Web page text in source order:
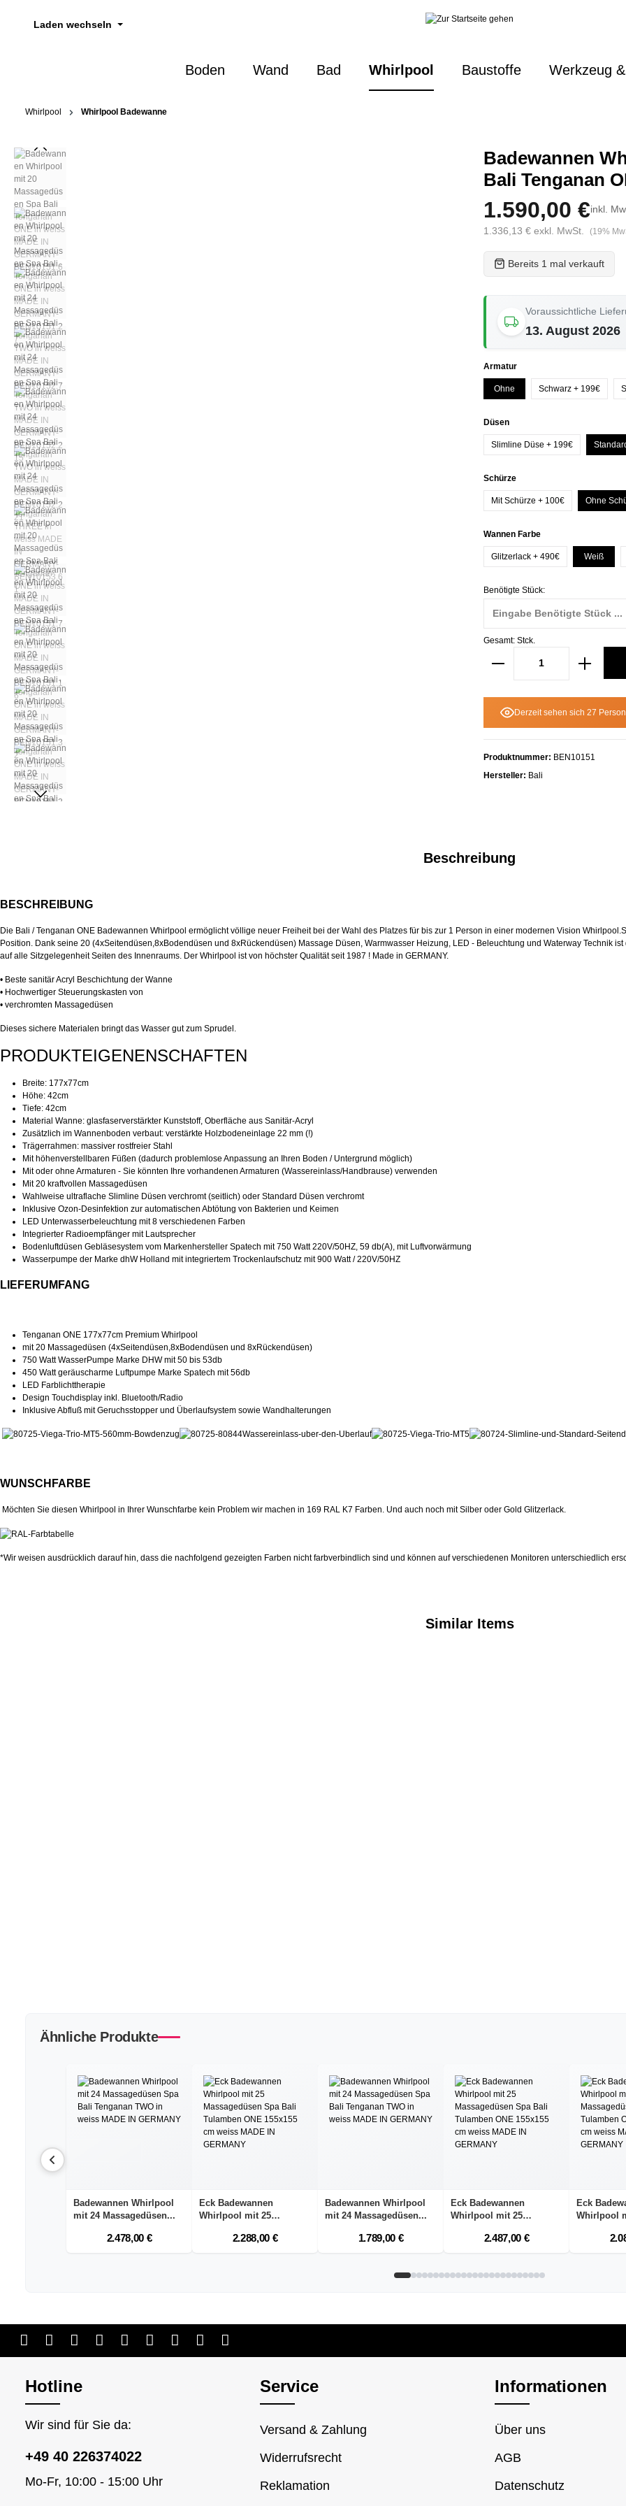
Laden wechseln
Boden Wand Bad Whirlpool Baustoffe Werkzeug
Whirlpool Whirlpool Badewanne
Badewannen
Bali Tenganan
1.590,00 €inkl.
1.336,13 € exkl. MwSt. (19%
Bereits 1 mal verkauft
Voraussichtliche
13. August 2026
Armaturauswählen
Ohne Schwarz + 199€
Düsenauswählen
Slimline Düse + 199€
Schürzeauswählen
Mit Schürze + 100€ Ohne
Wannen Farbeauswählen
Glitzerlack + 490€ Weiß
Benötigte Stück:
Gesamt: Stck.
Derzeit sehen sich 27
Produktnummer: BEN10151
Hersteller: Bali
Beschreibung
BESCHREIBUNG
Die Bali / Tenganan ONE Badewannen Whirlpool ermöglicht völlige neuer Freiheit bei der Wahl des Platzes für bis zur 1 Person in einer modernen Vision
Position. Dank seine 20 (4xSeitendüsen,8xBodendüsen und 8xRückendüsen) Massage Düsen, Warmwasser Heizung, LED - Beleuchtung und Waterway Technik
auf alle Sitzgelegenheit Seiten des Innenraums. Der Whirlpool ist von höchster Qualitätseit 1987 ! Made in GERMANY.
• Beste sanitär Acryl Beschichtung der Wanne
• Hochwertiger Steuerungskasten von
• verchromten Massagedüsen
Dieses sichere Materialen bringt das Wasser gut zum Sprudel.
PRODUKTEIGENENSCHAFTEN
Breite: 177x77cm
Höhe: 42cm
Tiefe: 42cm
Material Wanne: glasfaserverstärkter Kunststoff, Oberfläche aus Sanitär-Acryl
Zusätzlich im Wannenboden verbaut: verstärkte Holzbodeneinlage 22 mm (!)
Trägerrahmen: massiver rostfreier Stahl
Mit höhenverstellbaren Füßen (dadurch problemlose Anpassung an Ihren Boden / Untergrund möglich)
Mit oder ohne Armaturen - Sie könnten Ihre vorhandenen Armaturen (Wassereinlass/Handbrause) verwenden
Mit 20 kraftvollen Massagedüsen
Wahlweise ultraflache Slimline Düsen verchromt (seitlich) oder Standard Düsen verchromt
Inklusive Ozon-Desinfektion zur automatischen Abtötung von Bakterien und Keimen
LED Unterwasserbeleuchtung mit 8 verschiedenen Farben
Integrierter Radioempfänger mit Lautsprecher
Bodenluftdüsen Gebläsesystem vom Markenhersteller Spatech mit 750 Watt 220V/50HZ, 59 db(A), mit Luftvorwärmung
Wasserpumpe der Marke dhW Holland mit integriertem Trockenlaufschutz mit 900 Watt / 220V/50HZ
LIEFERUMFANG
Tenganan ONE 177x77cm Premium Whirlpool
mit 20 Massagedüsen (4xSeitendüsen,8xBodendüsen und 8xRückendüsen)
750 Watt WasserPumpe Marke DHW mit 50 bis 53db
450 Watt geräuscharme Luftpumpe Marke Spatech mit 56db
LED Farblichttherapie
Design Touchdisplay inkl. Bluetooth/Radio
Inklusive Abfluß mit Geruchsstopper und Überlaufsystem sowie Wandhalterungen
WUNSCHFARBE
Möchten Sie diesen Whirlpool in Ihrer Wunschfarbe kein Problem wir machen in 169 RAL K7 Farben. Und auch noch mit Silber oder Gold Glitzerlack.
*Wir weisen ausdrücklich darauf hin, dass die nachfolgend gezeigten Farben nicht farbverbindlich sind und können auf verschiedenen Monitoren unterschiedlich
Similar Items
Ähnliche Produkte
Badewannen Whirlpool
mit 24 Massagedüsen...
2.478,00 €
Eck Badewannen
Whirlpool mit 25
2.288,00 €
Badewannen Whirlpool
mit 24 Massagedüsen...
1.789,00 €
Eck Badewannen
Whirlpool mit 25
2.487,00 €
Eck
Whirlpool
Hotline
Wir sind für Sie da:
+49 40 226374022
Mo-Fr, 10:00 - 15:00 Uhr
Service
Versand & Zahlung
Widerrufsrecht
Reklamation
Informationen
Über uns
AGB
Datenschutz